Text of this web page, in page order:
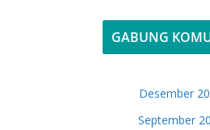
GABUNG
Desember
September